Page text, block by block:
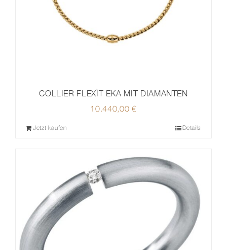
COLLIER FLEXÌT EKA MIT DIAMANTEN
10.440,00 €
Jetzt kaufen Details